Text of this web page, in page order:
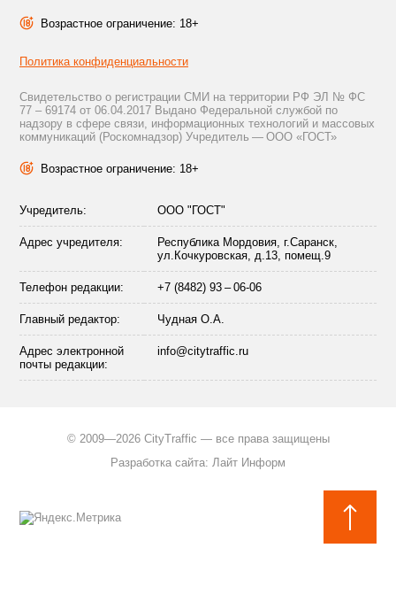
Возрастное ограничение: 18+
Политика конфиденциальности
Свидетельство о регистрации СМИ на территории РФ ЭЛ № ФС
77 – 69174 от 06.04.2017 Выдано Федеральной службой по
надзору в сфере связи, информационных технологий и массовых
коммуникаций (Роскомнадзор) Учредитель — ООО «ГОСТ»
Возрастное ограничение: 18+
Учредитель: ООО "ГОСТ"
Адрес учредителя:
Республика Мордовия, г.Саранск,
ул.Кочкуровская, д.13, помещ.9
Телефон редакции: +7 (8482) 93 – 06-06
Главный редактор: Чудная О.А.
Адрес электронной
почты редакции:
info@citytraffic.ru
©2009—2026 CityTraffic — все права защищены
Разработка сайта: Лайт Информ